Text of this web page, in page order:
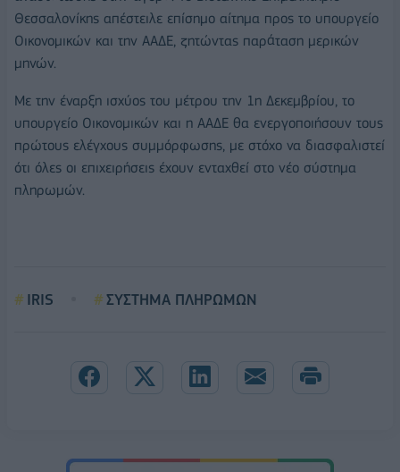
Θεσσαλονίκης απέστειλε επίσημο αίτημα προς το υπουργείο
Οικονομικών και την ΑΑΔΕ, ζητώντας παράταση μερικών
μηνών.
Με την έναρξη ισχύος του μέτρου την 1η Δεκεμβρίου, το
υπουργείο Οικονομικών και η ΑΑΔΕ θα ενεργοποιήσουν τους
πρώτους ελέγχους συμμόρφωσης, με στόχο να διασφαλιστεί
ότι όλες οι επιχειρήσεις έχουν ενταχθεί στο νέο σύστημα
πληρωμών.
IRIS ΣΥΣΤΗΜΑ ΠΛΗΡΩΜΩΝ